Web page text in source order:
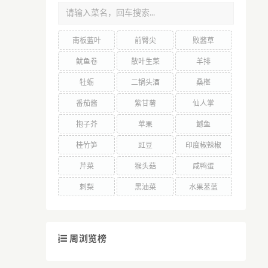
南板蓝叶 前臀尖 败酱草
鱿鱼卷 散叶生菜 羊排
牡蛎 二锅头酒 桑椹
番茄酱 紫甘薯 仙人掌
抱子芥 苹果 鳡鱼
桂竹笋 豇豆 印度椒辣椒
芹菜 猴头菇 咸鸭蛋
刺梨 黑油菜 水果苤蓝
周浏览榜